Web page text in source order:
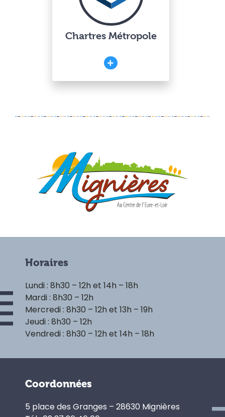
Chartres Métropole
Horaires
Lundi : 8h30 – 12h et 14h – 18h
Mardi : 8h30 – 12h
Mercredi : 8h30 – 12h et 13h – 19h
Jeudi : 8h30 – 12h
Vendredi : 8h30 – 12h et 14h – 18h
Coordonnées
5 place des Granges – 28630 Mignières